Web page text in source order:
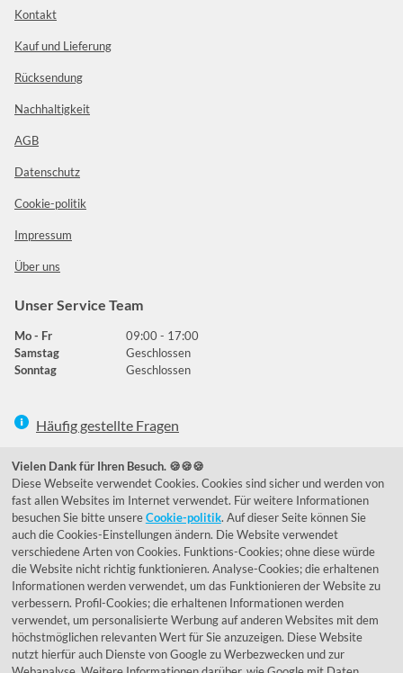
Kontakt
Kauf und Lieferung
Rücksendung
Nachhaltigkeit
AGB
Datenschutz
Cookie-politik
Impressum
Über uns
Unser Service Team
Mo - Fr
09:00 - 17:00
Samstag
Geschlossen
Sonntag
Geschlossen
Häufig gestellte Fragen
039292 - 678215
de@lumidora.com
FacebookInstagram
Kundenmeinungen
Exzellent - eKomi.de
Vielen Dank für Ihren Besuch. 🍪🍪🍪
Diese Webseite verwendet Cookies. Cookies sind sicher und werden von
fast allen Websites im Internet verwendet. Für weitere Informationen
besuchen Sie bitte unsereCookie-politik. Auf dieser Seite können Sie
auch die Cookies-Einstellungen ändern. Die Website verwendet
verschiedene Arten von Cookies. Funktions-Cookies; ohne diese würde
die Website nicht richtig funktionieren. Analyse-Cookies; die erhaltenen
Informationen werden verwendet, um das Funktionieren der Website zu
verbessern. Profil-Cookies; die erhaltenen Informationen werden
verwendet, um personalisierte Werbung auf anderen Websites mit dem
höchstmöglichen relevanten Wert für Sie anzuzeigen. Diese Website
nutzt hierfür auch Dienste von Google zu Werbezwecken und zur